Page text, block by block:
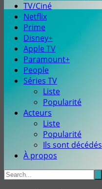
TV/Ciné
Netflix
Prime
Disney+
Apple TV
Paramount+
People
Séries TV
Liste
Popularité
Acteurs
Liste
Popularité
Ils sont décédés
À propos